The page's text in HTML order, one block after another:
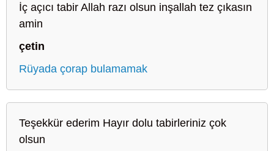
İç açıcı tabir Allah razı olsun inşallah tez çıkasın
amin
çetin
Rüyada çorap bulamamak
Teşekkür ederim Hayır dolu tabirleriniz çok
olsun